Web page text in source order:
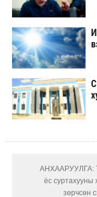
АНХААРУУЛГА:
ёс суртахууны
зөрчсөн